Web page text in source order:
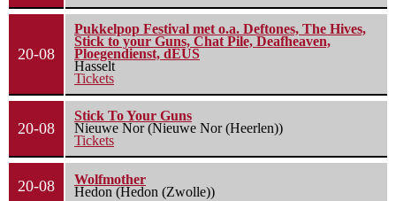
20-08
Pukkelpop Festival met o.a. Deftones, The Hives,
Stick to your Guns, Chat Pile, Deafheaven,
Ploegendienst, dEUS
Hasselt
Tickets
20-08
Stick To Your Guns
Nieuwe Nor (Nieuwe Nor (Heerlen))
Tickets
20-08
Wolfmother
Hedon (Hedon (Zwolle))